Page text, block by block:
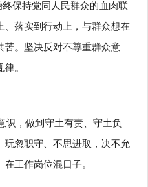
保持党同人民群众的血肉联
、落实到行动上，与群众想在
苦。坚决反对不尊重群众意
。
，做到守土有责、守土负
玩忽职守、不思进取，决不允
工作岗位混日子。